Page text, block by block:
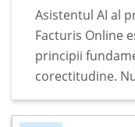
Asistentul AI al
Facturis Online
principii
corectitudine.
preț,
ascunse când